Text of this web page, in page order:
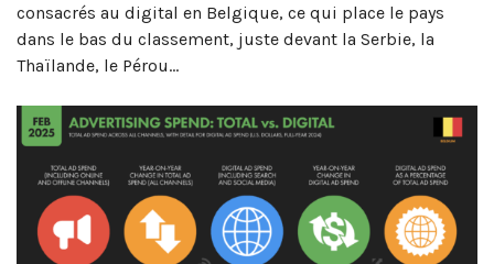
consacrés au digital en Belgique, ce qui place le pays
dans le bas du classement, juste devant la Serbie, la
Thaïlande, le Pérou…